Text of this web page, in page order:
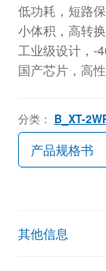
低功耗，短路
小体积，高转
工业级设计，-
国产芯片，高
分类： B_XT-
产品规格书
其他信息